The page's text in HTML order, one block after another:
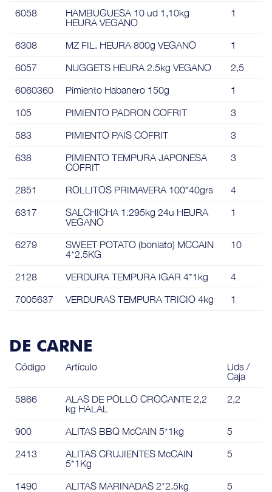
6058
HAMBUGUESA 10 ud 1,10kg
HEURA VEGANO
1
6308 MZ FIL. HEURA 800g VEGANO 1
6057 NUGGETS HEURA 2.5kg VEGANO 2,5
6060360 Pimiento Habanero 150g 1
105 PIMIENTO PADRON COFRIT 3
583 PIMIENTO PAIS COFRIT 3
638
PIMIENTO TEMPURA JAPONESA
COFRIT
3
2851 ROLLITOS PRIMAVERA 100*40grs 4
6317
SALCHICHA 1.295kg 24u HEURA
VEGANO
1
6279
SWEET POTATO (boniato) MCCAIN
4*2.5KG
10
2128 VERDURA TEMPURA IGAR 4*1kg 4
7005637 VERDURAS TEMPURA TRICIO 4kg 1
DE CARNE
Código Artículo
Uds /
Caja
5866
ALAS DE POLLO CROCANTE 2,2
kg HALAL
2,2
900 ALITAS BBQ McCAIN 5*1kg 5
2413
ALITAS CRUJIENTES McCAIN
5*1Kg
5
1490 ALITAS MARINADAS 2*2.5kg 5